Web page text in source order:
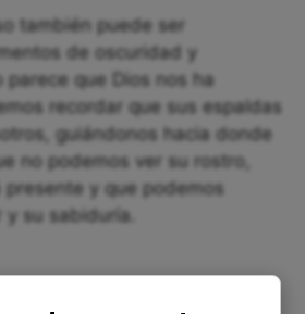
también puede ser
de oscuridad y
parece que Dios nos ha
recordar que sus espaldas
guiándonos hacia donde
no podemos ver su rostro,
y que podemos
su sabiduría.